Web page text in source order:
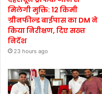
मिलेगी मुक्ति: 12 किमी
ग्रीनफील्ड बाईपास का DM ने
किया निरीक्षण, दिए सख्त
निर्देश
23 hours ago